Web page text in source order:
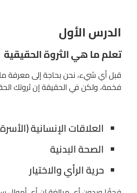
الدرس الأول
تعلم ما هي الثروة الحقيقية
قبل أي شيء، نحن بحاجة إلى معرفة
فخمة، ولكن في الحقيقة إن ثروتك
العلاقات الإنسانية
الصحة البدنية
حرية الرأي والاختيار